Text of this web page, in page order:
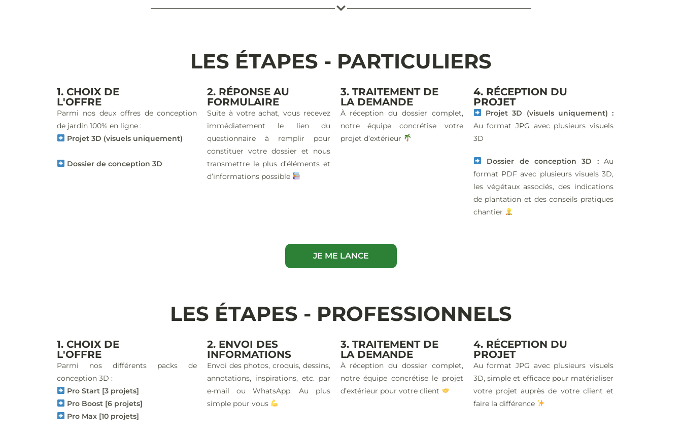
LES ÉTAPES - PARTICULIERS
1. CHOIX DE
L'OFFRE
Parmi nos deux offres de conception
de jardin 100% en ligne :
Projet 3D (visuels uniquement)
Dossier de conception 3D
2. RÉPONSE AU
FORMULAIRE
Suite à votre achat, vous recevez
immédiatement le lien du
questionnaire à remplir pour
constituer votre dossier et nous
transmettre le plus d’éléments et
d’informations possible
3. TRAITEMENT DE
LA DEMANDE
À réception du dossier complet,
notre équipe concrétise votre
projet d’extérieur
4. RÉCEPTION DU
PROJET
Projet 3D (visuels uniquement) :
Au format JPG avec plusieurs visuels
3D
Dossier de conception 3D :Au
format PDF avec plusieurs visuels 3D,
les végétaux associés, des indications
de plantation et des conseils pratiques
chantier
JE ME LANCE
LES ÉTAPES - PROFESSIONNELS
1. CHOIX DE
L'OFFRE
Parmi nos différents packs de
conception 3D :
Pro Start [3 projets]
Pro Boost [6 projets]
Pro Max [10 projets]
2. ENVOI DES
INFORMATIONS
Envoi des photos, croquis, dessins,
annotations, inspirations, etc. par
e-mail ou WhatsApp. Au plus
simple pour vous
3. TRAITEMENT DE
LA DEMANDE
À réception du dossier complet,
notre équipe concrétise le projet
d’extérieur pour votre client
4. RÉCEPTION DU
PROJET
Au format JPG avec plusieurs visuels
3D, simple et efficace pour matérialiser
votre projet auprès de votre client et
faire la différence